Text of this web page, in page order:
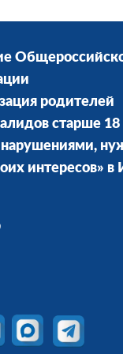
родителей
старше 18
интересов» в